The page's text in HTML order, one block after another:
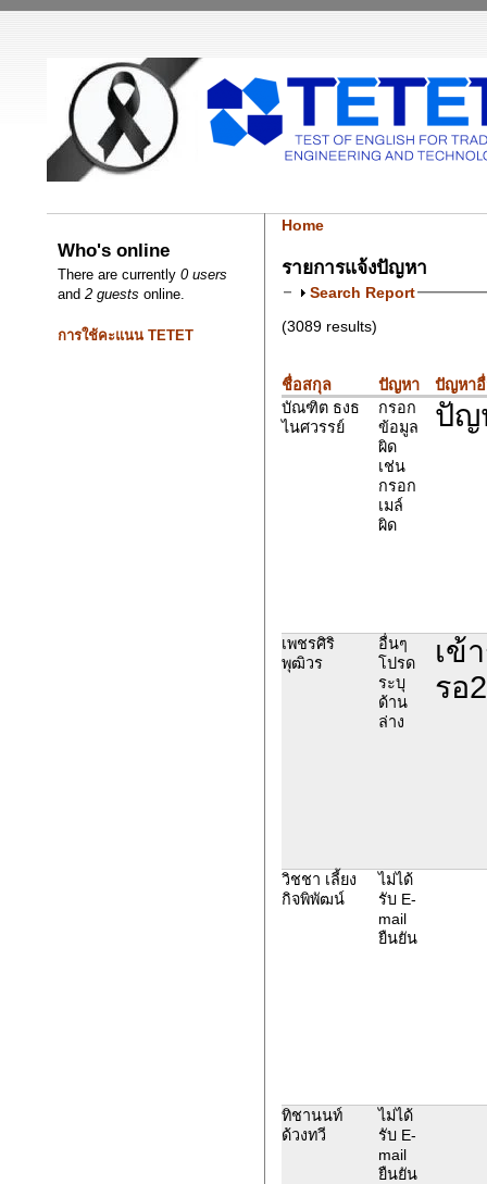
Who's online
There are currently0 users
and2 guests online.
การใช้คะแนน TETET
Home
รายการแจ้งปัญหา
Search Report
(3089 results)
ชื่อสกุล ปัญหา
ปัญหาอื่
บัณฑิต ธงธ
ไนศวรรย์
กรอก
ข้อมูล
ผิด
เช่น
กรอก
เมล์
ผิด
ปัญ
เพชรศิริ
พุฒิวร
อื่นๆ
โปรด
ระบุ
ด้าน
ล่าง
เข้
รอ
วิชชา เลี้ยง
กิจพิพัฒน์
ไม่ได้
รับ E-
mail
ยืนยัน
ทิชานนท์
ด้วงทวี
ไม่ได้
รับ E-
mail
ยืนยัน